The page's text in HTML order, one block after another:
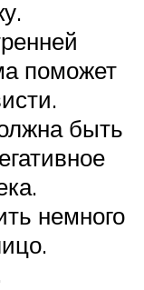
поможет
быть
немного